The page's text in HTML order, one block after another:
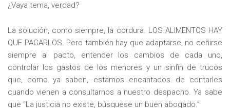
¿Vaya tema, verdad?
La solución, como siempre, la cordura. LOS ALIMENTOS HAY
QUE PAGARLOS. Pero también hay que adaptarse, no ceñirse
siempre al pacto, entender los cambios de cada uno,
controlar los gastos de los menores y un sinfín de trucos
que, como ya saben, estamos encantados de contarles
cuando vienen a consultarnos a nuestro despacho. Ya sabe
que “La justicia no existe, búsquese un buen abogado.”